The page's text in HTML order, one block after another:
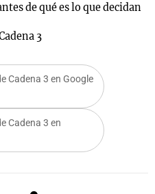
de qué es lo que decidan
3
Cadena 3 en Google
Cadena 3 en